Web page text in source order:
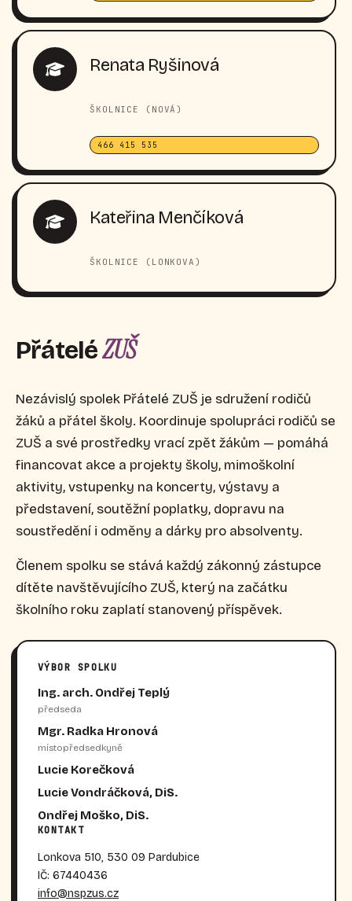
Renata Ryšinová
ŠKOLNICE (NOVÁ)
466 415 535
Kateřina Menčíková
ŠKOLNICE (LONKOVA)
PřáteléZUŠ
Nezávislý spolek Přátelé ZUŠ je sdružení rodičů
žáků a přátel školy. Koordinuje spolupráci rodičů se
ZUŠ a své prostředky vrací zpět žákům — pomáhá
financovat akce a projekty školy, mimoškolní
aktivity, vstupenky na koncerty, výstavy a
představení, soutěžní poplatky, dopravu na
soustředění i odměny a dárky pro absolventy.
Členem spolku se stává každý zákonný zástupce
dítěte navštěvujícího ZUŠ, který na začátku
školního roku zaplatí stanovený příspěvek.
VÝBOR SPOLKU
Ing. arch. Ondřej Teplý
předseda
Mgr. Radka Hronová
místopředsedkyně
Lucie Korečková
Lucie Vondráčková, DiS.
Ondřej Moško, DiS.
KONTAKT
Lonkova 510, 530 09 Pardubice
IČ: 67440436
info@nspzus.cz